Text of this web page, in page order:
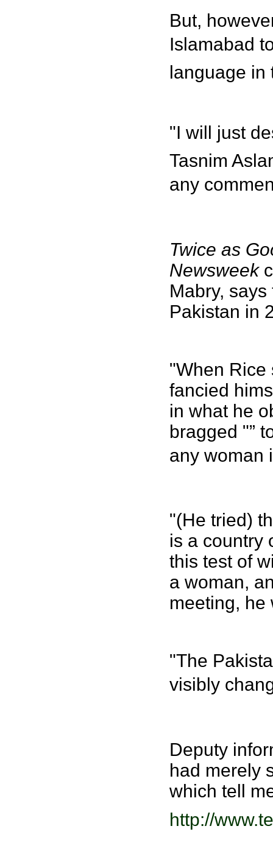
But,
Islamabad
language in
"I will just
Tasnim
any
Twice as
Newsweek
Mabry,
Pakistan in
"When Rice
fancied
in what he
bragged "”
any woman
"(He tried)
is a country
this test of
a woman,
meeting, he
"The
visibly
Deputy
had merely
which tell
http://